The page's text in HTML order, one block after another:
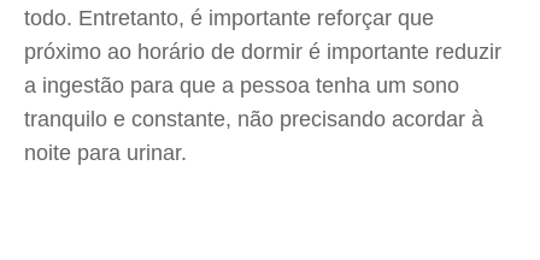
todo. Entretanto, é importante reforçar que
próximo ao horário de dormir é importante reduzir
a ingestão para que a pessoa tenha um sono
tranquilo e constante, não precisando acordar à
noite para urinar.